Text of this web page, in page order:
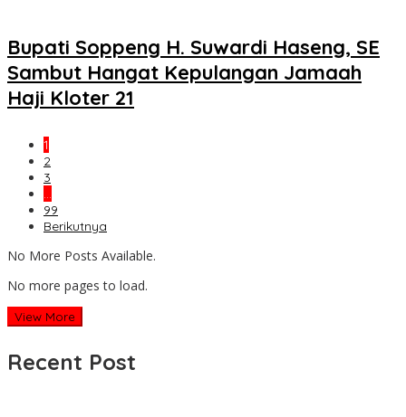
Bupati Soppeng H. Suwardi Haseng, SE
Sambut Hangat Kepulangan Jamaah
Haji Kloter 21
1
2
3
…
99
Berikutnya
No More Posts Available.
No more pages to load.
View More
Recent Post